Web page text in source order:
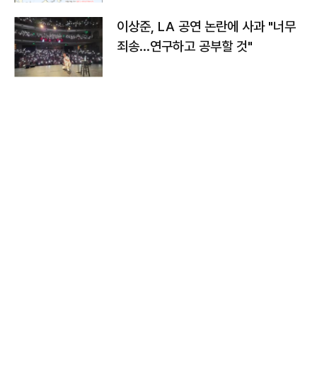
이상준, LA 공연 논란에 사과 "너무
죄송…연구하고 공부할 것"